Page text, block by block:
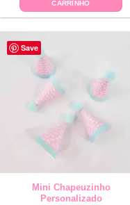
CARRINHO
Save
Mini Chapeuzinho
Personalizado